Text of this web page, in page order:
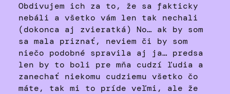
Obdivujem ich za to, že sa fakticky
nebáli a všetko vám len tak nechali
(dokonca aj zvieratká) No… ak by som
sa mala priznať, neviem či by som
niečo podobné spravila aj ja… predsa
len by to boli pre mňa cudzí ľudia a
zanechať niekomu cudziemu všetko čo
máte, tak mi to príde veľmi, ale že